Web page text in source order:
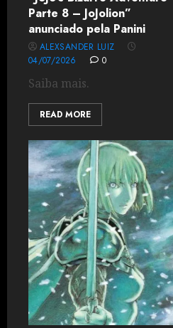
Parte 8 – JoJolion”
anunciado pela Panini
ALEXSANDER LUIZ
04/07/2026
0
Saiba mais.
READ MORE